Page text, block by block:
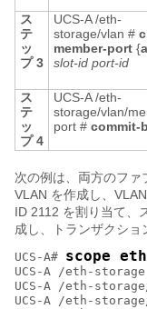
ス
テ
ッ
プ 3
UCS-A /eth-
storage/vlan #
member-port {a
slot-id port-id
ス
テ
ッ
プ 4
UCS-A /eth-
storage/vlan/
port # commit-
次の例は、両方のファ
VLAN を作成し、
ID 2112 を割り当て、
成し、トランザクショ
UCS-A# scope
UCS-A /eth-
UCS-A /eth-
UCS-A /eth-